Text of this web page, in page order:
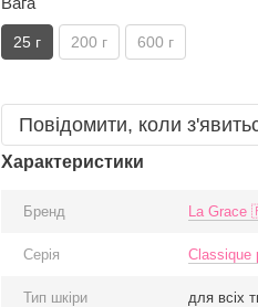
25 г 200 г 600 г
Повідомити, коли
Характеристики
Бренд La
Серія Classique
Тип шкіри для всіх